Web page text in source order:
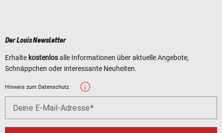
Der Louis Newsletter
Erhalte kostenlosalle Informationen über aktuelle Angebote,
Schnäppchen oder interessante Neuheiten.
Hinweis zum Datenschutz
Deine E-Mail-Adresse